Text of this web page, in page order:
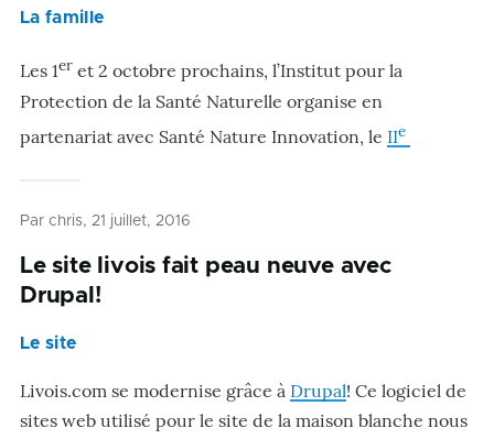
La famille
Les 1er et 2 octobre prochains, l’Institut pour la
Protection de la Santé Naturelle organise en
partenariat avec Santé Nature Innovation, le IIe
Par chris, 21 juillet, 2016
Le site livois fait peau neuve avec
Drupal!
Le site
Livois.com se modernise grâce à Drupal! Ce logiciel de
sites web utilisé pour le site de la maison blanche nous